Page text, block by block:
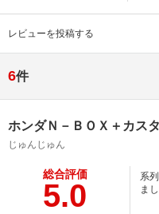
レビューを投稿する
6件
ホンダＮ－ＢＯＸ＋カス
じゅんじゅん
総合評価
5.0
系
ま